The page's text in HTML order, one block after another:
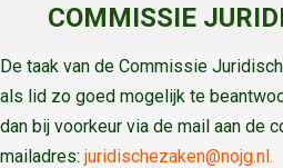
COMMISSIE
De taak van de Commissie
als lid zo goed mogelijk te
dan bij voorkeur via de mail aan de
mailadres: juridischezaken@nojg.nl.